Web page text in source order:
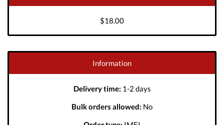
$18.00
Information
Delivery time: 1-2 days
Bulk orders allowed: No